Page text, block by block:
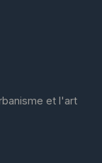
et l'art